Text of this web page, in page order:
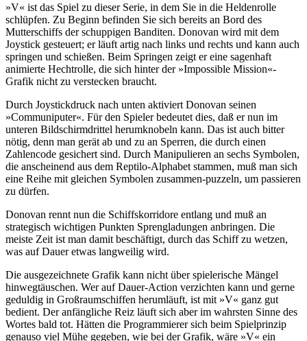
»V« ist das Spiel zu dieser Serie, in dem Sie in die Heldenrolle
schlüpfen. Zu Beginn befinden Sie sich bereits an Bord des
Mutterschiffs der schuppigen Banditen. Donovan wird mit dem
Joystick gesteuert; er läuft artig nach links und rechts und kann auch
springen und schießen. Beim Springen zeigt er eine sagenhaft
animierte Hechtrolle, die sich hinter der »Impossible Mission«-
Grafik nicht zu verstecken braucht.
Durch Joystickdruck nach unten aktiviert Donovan seinen
»Communiputer«. Für den Spieler bedeutet dies, daß er nun im
unteren Bildschirmdrittel herumknobeln kann. Das ist auch bitter
nötig, denn man gerät ab und zu an Sperren, die durch einen
Zahlencode gesichert sind. Durch Manipulieren an sechs Symbolen,
die anscheinend aus dem Reptilo-Alphabet stammen, muß man sich
eine Reihe mit gleichen Symbolen zusammen-puzzeln, um passieren
zu dürfen.
Donovan rennt nun die Schiffskorridore entlang und muß an
strategisch wichtigen Punkten Sprengladungen anbringen. Die
meiste Zeit ist man damit beschäftigt, durch das Schiff zu wetzen,
was auf Dauer etwas langweilig wird.
Die ausgezeichnete Grafik kann nicht über spielerische Mängel
hinwegtäuschen. Wer auf Dauer-Action verzichten kann und gerne
geduldig in Großraumschiffen herumläuft, ist mit »V« ganz gut
bedient. Der anfängliche Reiz läuft sich aber im wahrsten Sinne des
Wortes bald tot. Hätten die Programmierer sich beim Spielprinzip
genauso viel Mühe gegeben, wie bei der Grafik, wäre »V« ein